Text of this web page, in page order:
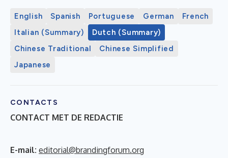
English Spanish Portuguese German
French
Italian (Summary)
Dutch (Summary)
Chinese Traditional
Chinese Simplified
Japanese
CONTACTS
CONTACT MET DE REDACTIE
E-mail: editorial@brandingforum.org